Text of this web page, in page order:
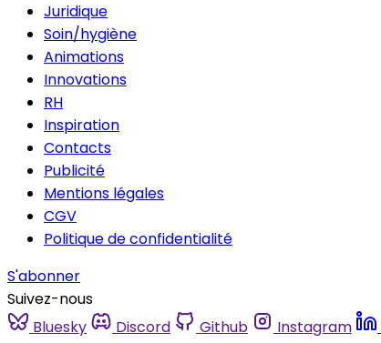
Juridique
Soin/hygiène
Animations
Innovations
RH
Inspiration
Contacts
Publicité
Mentions légales
CGV
Politique de confidentialité
S'abonner
Suivez-nous
Bluesky
Discord Github Instagram